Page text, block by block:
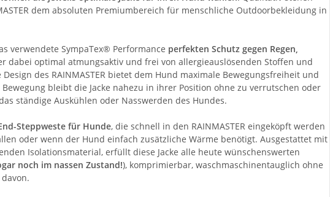
dem absoluten Premiumbereich für menschliche Outdoorbekleidung in
verwendete SympaTex® Performance perfekten Schutz gegen Regen,
dabei optimal atmungsaktiv und frei von allergieauslösenden Stoffen und
des RAINMASTER bietet dem Hund maximale Bewegungsfreiheit und
bleibt die Jacke nahezu in ihrer Position ohne zu verrutschen oder
ständige Auskühlen oder Nasswerden des Hundes.
Steppweste für Hunde, die schnell in den RAINMASTER eingeköpft werden
oder wenn der Hund einfach zusätzliche Wärme benötigt. Ausgestattet mit
Isolationsmaterial, erfüllt diese Jacke alle heute wünschenswerten
noch im nassen Zustand!), komprimierbar, waschmaschinentauglich ohne